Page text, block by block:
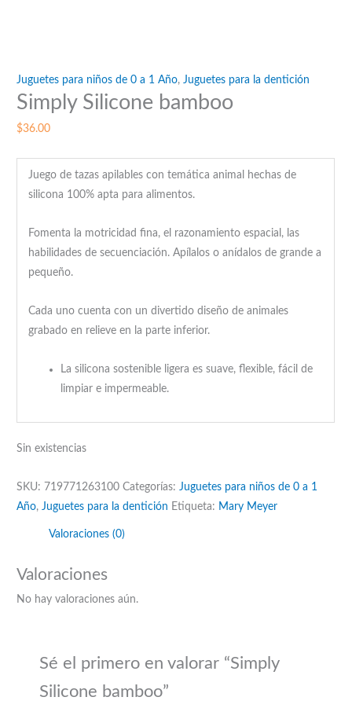
Juguetes para niños de 0 a 1 Año,Juguetes para la dentición
Simply Silicone bamboo
$36.00
Juego de tazas apilables con temática animal hechas de
silicona 100% apta para alimentos.
Fomenta la motricidad fina, el razonamiento espacial, las
habilidades de secuenciación. Apílalos o anídalos de grande a
pequeño.
Cada uno cuenta con un divertido diseño de animales
grabado en relieve en la parte inferior.
La silicona sostenible ligera es suave, flexible, fácil de
limpiar e impermeable.
Sin existencias
SKU: 719771263100 Categorías:Juguetes para niños de 0 a 1
Año,Juguetes para la dentición Etiqueta: Mary Meyer
Valoraciones (0)
Valoraciones
No hay valoraciones aún.
Sé el primero en valorar “Simply
Silicone bamboo”